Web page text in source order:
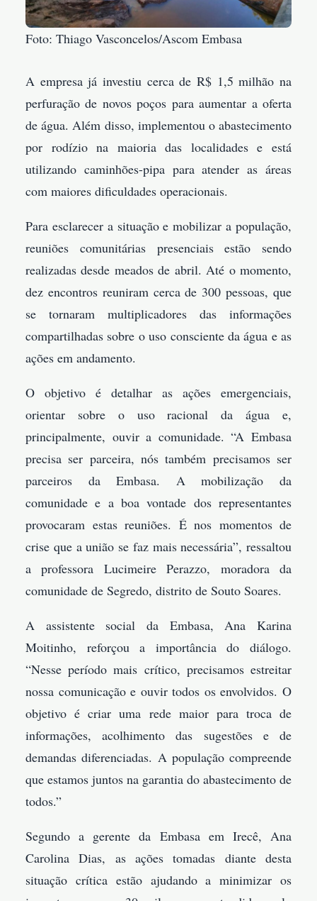
Foto: Thiago Vasconcelos/Ascom Embasa
A empresa já investiu cerca de R$ 1,5 milhão na
perfuração de novos poços para aumentar a oferta
de água. Além disso, implementou o abastecimento
por rodízio na maioria das localidades e está
utilizando caminhões-pipa para atender as áreas
com maiores dificuldades operacionais.
Para esclarecer a situação e mobilizar a população,
reuniões comunitárias presenciais estão sendo
realizadas desde meados de abril. Até o momento,
dez encontros reuniram cerca de 300 pessoas, que
se tornaram multiplicadores das informações
compartilhadas sobre o uso consciente da água e as
ações em andamento.
O objetivo é detalhar as ações emergenciais,
orientar sobre o uso racional da água e,
principalmente, ouvir a comunidade. “A Embasa
precisa ser parceira, nós também precisamos ser
parceiros da Embasa. A mobilização da
comunidade e a boa vontade dos representantes
provocaram estas reuniões. É nos momentos de
crise que a união se faz mais necessária”, ressaltou
a professora Lucimeire Perazzo, moradora da
comunidade de Segredo, distrito de Souto Soares.
A assistente social da Embasa, Ana Karina
Moitinho, reforçou a importância do diálogo.
“Nesse período mais crítico, precisamos estreitar
nossa comunicação e ouvir todos os envolvidos. O
objetivo é criar uma rede maior para troca de
informações, acolhimento das sugestões e de
demandas diferenciadas. A população compreende
que estamos juntos na garantia do abastecimento de
todos.”
Segundo a gerente da Embasa em Irecê, Ana
Carolina Dias, as ações tomadas diante desta
situação crítica estão ajudando a minimizar os